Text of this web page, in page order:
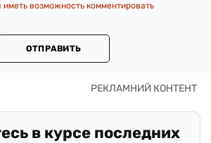
иметь возможность комментировать
ОТПРАВИТЬ
в курсе последних